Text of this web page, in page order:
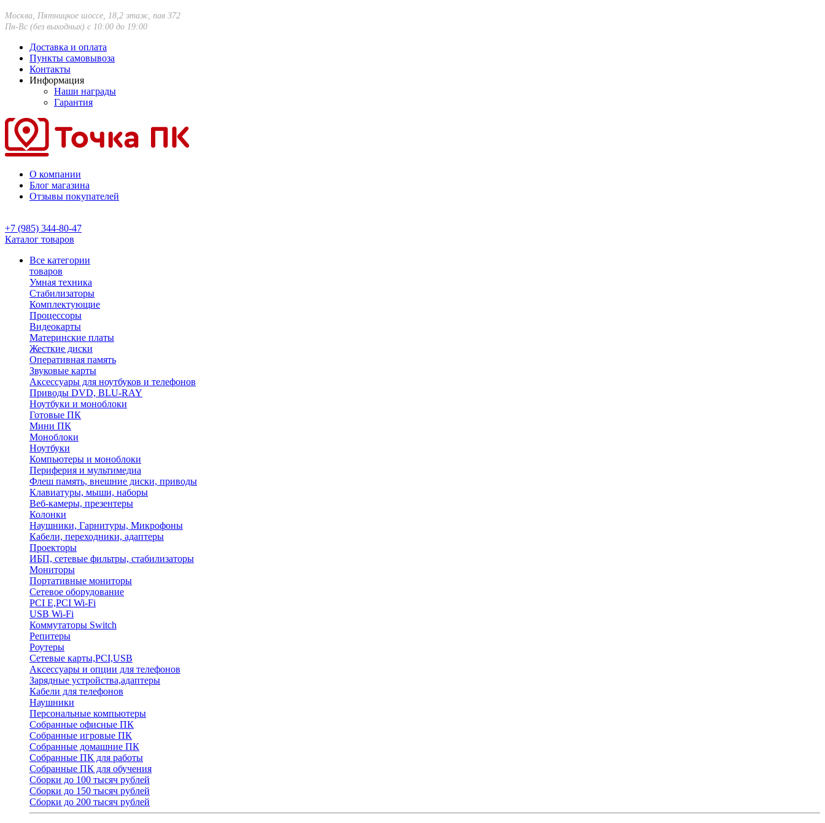
Москва, Пятницкое шоссе, 18,2 этаж, пав 372
Пн-Вс (без выходных) с 10:00 до 19:00
Доставка и оплата
Пункты самовывоза
Контакты
Информация
Наши награды
Гарантия
О компании
Блог магазина
Отзывы покупателей
+7 (985) 344-80-47
Каталог товаров
Все категории
товаров
Умная техника
Стабилизаторы
Комплектующие
Процессоры
Видеокарты
Материнские платы
Жесткие диски
Оперативная память
Звуковые карты
Аксессуары для ноутбуков и телефонов
Приводы DVD, BLU-RAY
Ноутбуки и моноблоки
Готовые ПК
Мини ПК
Моноблоки
Ноутбуки
Компьютеры и моноблоки
Периферия и мультимедиа
Флеш память, внешние диски, приводы
Клавиатуры, мыши, наборы
Веб-камеры, презентеры
Колонки
Наушники, Гарнитуры, Микрофоны
Кабели, переходники, адаптеры
Проекторы
ИБП, сетевые фильтры, стабилизаторы
Мониторы
Портативные мониторы
Сетевое оборудование
PCI E,PCI Wi-Fi
USB Wi-Fi
Коммутаторы Switch
Репитеры
Роутеры
Сетевые карты,PCI,USB
Аксессуары и опции для телефонов
Зарядные устройства,адаптеры
Кабели для телефонов
Наушники
Персональные компьютеры
Собранные офисные ПК
Собранные игровые ПК
Собранные домашние ПК
Собранные ПК для работы
Собранные ПК для обучения
Сборки до 100 тысяч рублей
Сборки до 150 тысяч рублей
Сборки до 200 тысяч рублей